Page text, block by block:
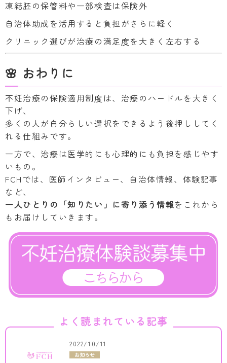
凍結胚の保管料や一部検査は保険外
自治体助成を活用すると負担がさらに軽く
クリニック選びが治療の満足度を大きく左右する
🌸 おわりに
不妊治療の保険適用制度は、治療のハードルを大きく
下げ、
多くの人が自分らしい選択をできるよう後押ししてく
れる仕組みです。
一方で、治療は医学的にも心理的にも負担を感じやす
いもの。
FCHでは、医師インタビュー、自治体情報、体験記事
など、
一人ひとりの「知りたい」に寄り添う情報をこれから
もお届けしていきます。
よく読まれている記事
2022/10/11
お知らせ